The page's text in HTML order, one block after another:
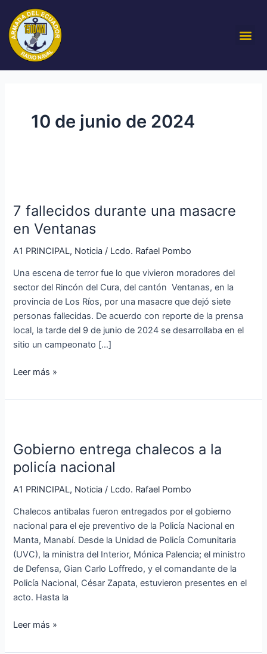
contenido
10 de junio de 2024
7 fallecidos durante una masacre
en Ventanas
A1 PRINCIPAL, Noticia / Lcdo. Rafael Pombo
Una escena de terror fue lo que vivieron moradores del
sector del Rincón del Cura, del cantón Ventanas, en la
provincia de Los Ríos, por una masacre que dejó siete
personas fallecidas. De acuerdo con reporte de la prensa
local, la tarde del 9 de junio de 2024 se desarrollaba en el
sitio un campeonato […]
durante
una
en
Ventanas
Leer más »
Gobierno entrega chalecos a la
policía nacional
A1 PRINCIPAL, Noticia / Lcdo. Rafael Pombo
Chalecos antibalas fueron entregados por el gobierno
nacional para el eje preventivo de la Policía Nacional en
Manta, Manabí. Desde la Unidad de Policía Comunitaria
(UVC), la ministra del Interior, Mónica Palencia; el ministro
de Defensa, Gian Carlo Loffredo, y el comandante de la
Policía Nacional, César Zapata, estuvieron presentes en el
acto. Hasta la
chalecos
a
la
policía
nacional
Leer más »